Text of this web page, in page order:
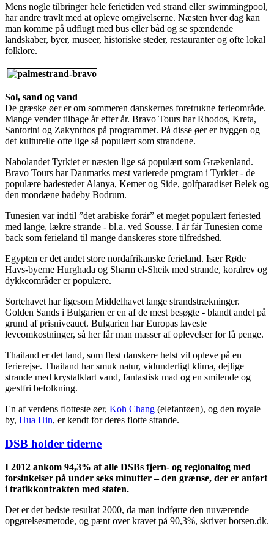
Mens nogle tilbringer hele ferietiden ved strand eller swimmingpool,
har andre travlt med at opleve omgivelserne. Næsten hver dag kan
man komme på udflugt med bus eller båd og se spændende
landskaber, byer, museer, historiske steder, restauranter og ofte lokal
folklore.
Sol, sand og vand
De græske øer er om sommeren danskernes foretrukne ferieområde.
Mange vender tilbage år efter år. Bravo Tours har Rhodos, Kreta,
Santorini og Zakynthos på programmet. På disse øer er hyggen og
det kulturelle ofte lige så populært som strandene.
Nabolandet Tyrkiet er næsten lige så populært som Grækenland.
Bravo Tours har Danmarks mest varierede program i Tyrkiet - de
populære badesteder Alanya, Kemer og Side, golfparadiset Belek og
den mondæne badeby Bodrum.
Tunesien var indtil ”det arabiske forår” et meget populært feriested
med lange, lækre strande - bl.a. ved Sousse. I år får Tunesien come
back som ferieland til mange danskeres store tilfredshed.
Egypten er det andet store nordafrikanske ferieland. Især Røde
Havs-byerne Hurghada og Sharm el-Sheik med strande, koralrev og
dykkeområder er populære.
Sortehavet har ligesom Middelhavet lange strandstrækninger.
Golden Sands i Bulgarien er en af de mest besøgte - blandt andet på
grund af prisniveauet. Bulgarien har Europas laveste
leveomkostninger, så her får man masser af oplevelser for få penge.
Thailand er det land, som flest danskere helst vil opleve på en
ferierejse. Thailand har smuk natur, vidunderligt klima, dejlige
strande med krystalklart vand, fantastisk mad og en smilende og
gæstfri befolkning.
En af verdens flotteste øer, Koh Chang (elefantøen), og den royale
by, Hua Hin, er kendt for deres flotte strande.
DSB holder tiderne
I 2012 ankom 94,3% af alle DSBs fjern- og regionaltog med
forsinkelser på under seks minutter – den grænse, der er anført
i trafikkontrakten med staten.
Det er det bedste resultat 2000, da man indførte den nuværende
opgørelsesmetode, og pænt over kravet på 90,3%, skriver borsen.dk.